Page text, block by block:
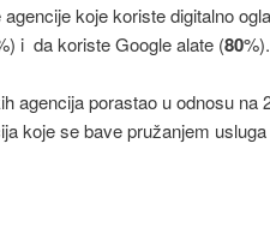
koje koriste digitalno
i da koriste Google alate (80%).
agencija porastao u odnosu na
koje se bave pružanjem